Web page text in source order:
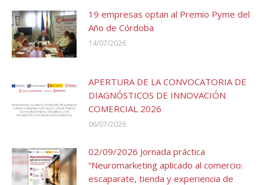
19 empresas optan al Premio Pyme del
Año de Córdoba
14/07/2026
APERTURA DE LA CONVOCATORIA DE
DIAGNÓSTICOS DE INNOVACIÓN
COMERCIAL 2026
06/07/2026
02/09/2026 Jornada práctica
“Neuromarketing aplicado al comercio:
escaparate, tienda y experiencia de